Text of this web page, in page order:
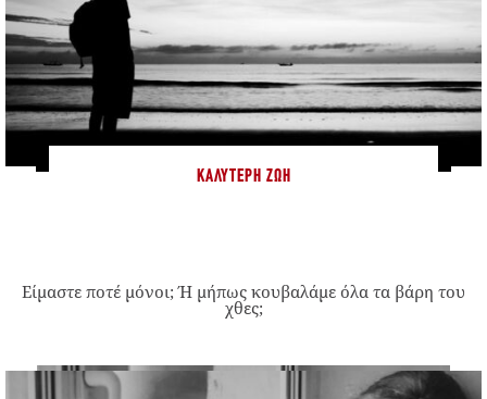
ΚΑΛΎΤΕΡΗ ΖΩΉ
Είμαστε ποτέ μόνοι; Ή μήπως κουβαλάμε όλα τα βάρη του
χθες;